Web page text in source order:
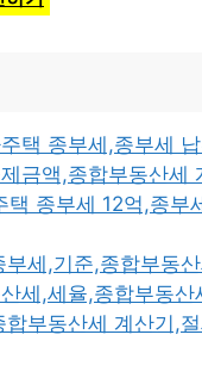
택 종부세,종부세
금액,종합부동산세
택 종부세 12억,종
세,기준,종합부동
세,세율,종합부동
부동산세 계산기,